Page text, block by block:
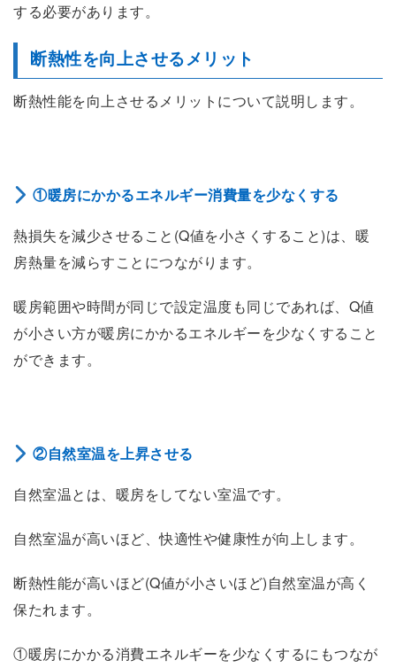
する必要があります。
断熱性を向上させるメリット
断熱性能を向上させるメリットについて説明します。
①暖房にかかるエネルギー消費量を少なくする
熱損失を減少させること(Q値を小さくすること)は、暖
房熱量を減らすことにつながります。
暖房範囲や時間が同じで設定温度も同じであれば、Q値
が小さい方が暖房にかかるエネルギーを少なくすること
ができます。
②自然室温を上昇させる
自然室温とは、暖房をしてない室温です。
自然室温が高いほど、快適性や健康性が向上します。
断熱性能が高いほど(Q値が小さいほど)自然室温が高く
保たれます。
①暖房にかかる消費エネルギーを少なくするにもつなが